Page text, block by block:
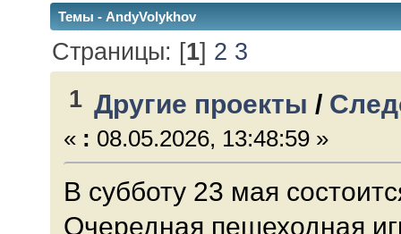
Темы - AndyVolykhov
Страницы: [1] 2 3
1 Другие проекты /
« : 08.05.2026, 13:48:59 »
В субботу 23 мая
Очередная пешеходная